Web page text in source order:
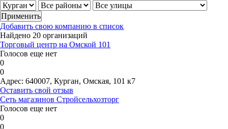
Добавить свою компанию в список
Найдено 20 организаций
Торговый центр на Омской 101
Голосов еще нет
0
0
Адрес: 640007, Курган, Омская, 101 к7
Оставить свой отзыв
Сеть магазинов Стройсельхозторг
Голосов еще нет
0
0